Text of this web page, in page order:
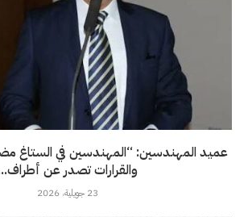
عميد المهندسين: “المهندسين في الستاغ
والقرارات تصدر عن
23 جويلية، 2026